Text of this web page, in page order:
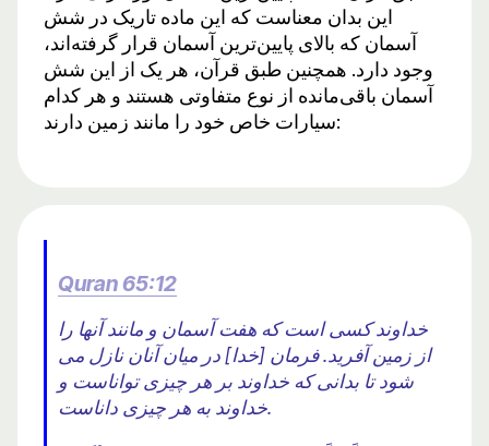
این بدان معناست که این ماده تاریک در شش
آسمان که بالای پایین‌ترین آسمان قرار گرفته‌اند،
وجود دارد. همچنین طبق قرآن، هر یک از این شش
آسمان باقی‌مانده از نوع متفاوتی هستند و هر کدام
سیارات خاص خود را مانند زمین دارند:
Quran 65:12
خداوند کسى است که هفت آسمان و مانند آنها را
از زمین آفرید. فرمان [خدا] در میان آنان نازل می
شود تا بدانی که خداوند بر هر چیزی تواناست و
خداوند به هر چیزی داناست.